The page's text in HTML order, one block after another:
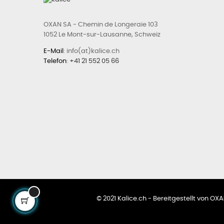
OXAN SA - Chemin de Longeraie 103
1052 Le Mont-sur-Lausanne, Schweiz
E-Mail : info(at)kalice.ch
Telefon: +41 21 552 05 66
© 2021 Kalice.ch - Bereitgestellt von